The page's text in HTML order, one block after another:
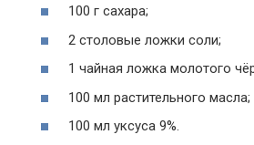
100 г сахара;
2 столовые ложки соли;
1 чайная ложка молотого
100 мл растительного масла;
100 мл уксуса 9%.